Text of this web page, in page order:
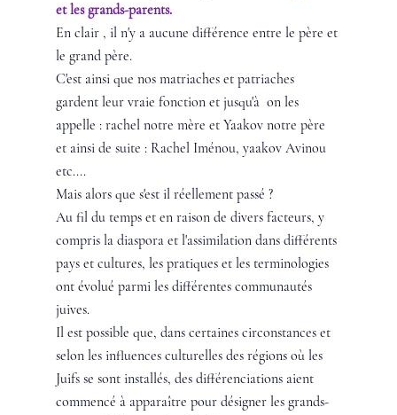
et les grands-parents.
En clair , il n'y a aucune différence entre le père et
le grand père.
C'est ainsi que nos matriaches et patriaches
gardent leur vraie fonction et jusqu'à  on les
appelle : rachel notre mère et Yaakov notre père
et ainsi de suite : Rachel Iménou, yaakov Avinou
etc....
Mais alors que s'est il réellement passé ?
Au fil du temps et en raison de divers facteurs, y
compris la diaspora et l'assimilation dans différents
pays et cultures, les pratiques et les terminologies
ont évolué parmi les différentes communautés
juives.
Il est possible que, dans certaines circonstances et
selon les influences culturelles des régions où les
Juifs se sont installés, des différenciations aient
commencé à apparaître pour désigner les grands-